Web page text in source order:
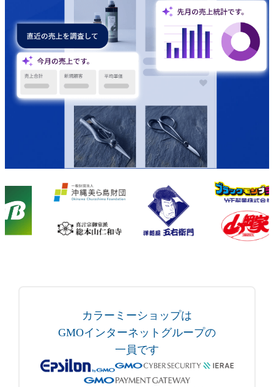
カラーミーショップは
GMOインターネットグループの
一員です